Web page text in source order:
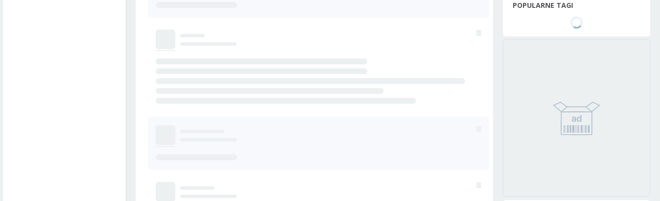
POPULARNE TAGI